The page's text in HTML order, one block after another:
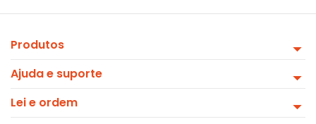
Produtos
Ajuda e suporte
Lei e ordem